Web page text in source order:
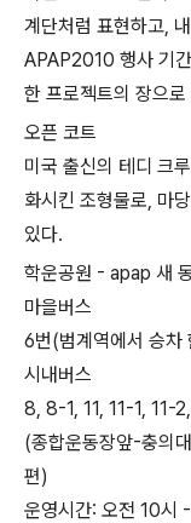
계단처럼 표현하고,
APAP2010 행사 기
한 프로젝트의 장으
오픈 코트
미국 출신의 테디 크
화시킨 조형물로, 마
있다.
학운공원 - apap 새
마을버스
6번(범계역에서 승차
시내버스
8, 8-1, 11, 11-1,
(종합운동장앞-충의
편)
운영시간: 오전 10시